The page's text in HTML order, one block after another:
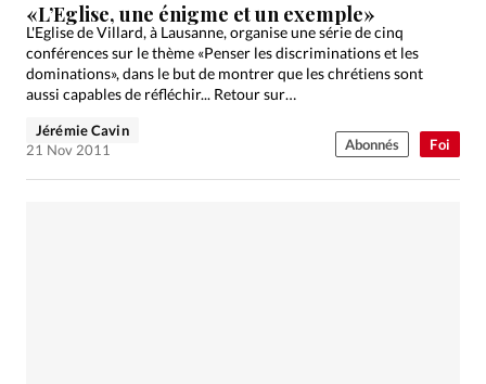
Foi
«L’Eglise, une énigme et un exemple»
L'Eglise de Villard, à Lausanne, organise une série de cinq
conférences sur le thème «Penser les discriminations et les
dominations», dans le but de montrer que les chrétiens sont
aussi capables de réfléchir... Retour sur…
Jérémie Cavin
21 Nov 2011
Abonnés